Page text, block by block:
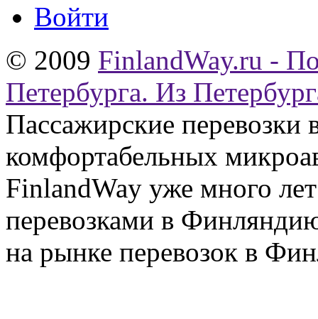
Войти
© 2009 FinlandWay.ru -
Петербурга. Из
Пассажирские
комфортабельных
FinlandWay уже много
перевозками в
на рынке перевозок в